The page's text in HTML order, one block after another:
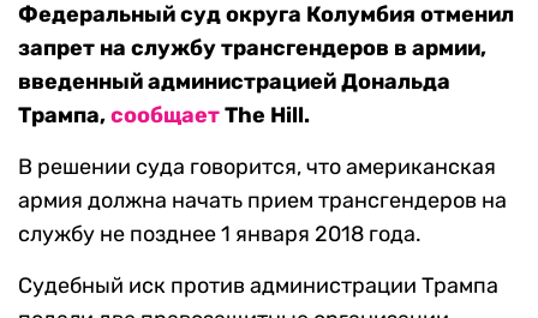
Федеральный суд округа Колумбия отменил
запрет на службу трансгендеров в армии,
введенный администрацией Дональда
Трампа,сообщаетThe Hill.
В решении суда говорится, что американская
армия должна начать прием трансгендеров на
службу не позднее 1 января 2018 года.
Судебный иск против администрации Трампа